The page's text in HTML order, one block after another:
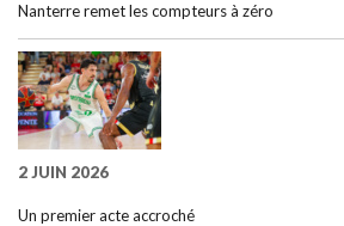
Nanterre remet les compteurs à zéro
2 JUIN 2026
Un premier acte accroché